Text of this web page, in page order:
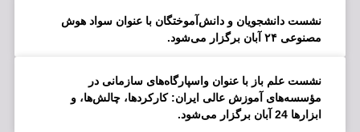
نشست دانشجویان و دانش‌آموختگان با عنوان سواد هوش
مصنوعی ۲۴ آبان برگزار می‌شود.
نشست علم باز با عنوان واسپارگاه‌های سازمانی در
مؤسسه‌های آموزش عالی ایران: کارکردها، چالش‌ها، و
ابزارها 24 آبان برگزار می‌شود.